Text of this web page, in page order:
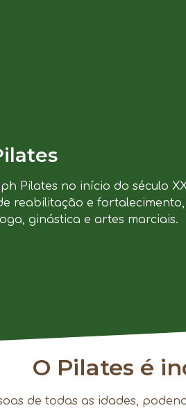
Pilates no início do século
reabilitação e fortalecimento,
ginástica e artes marciais.
O Pilates é
de todas as idades,